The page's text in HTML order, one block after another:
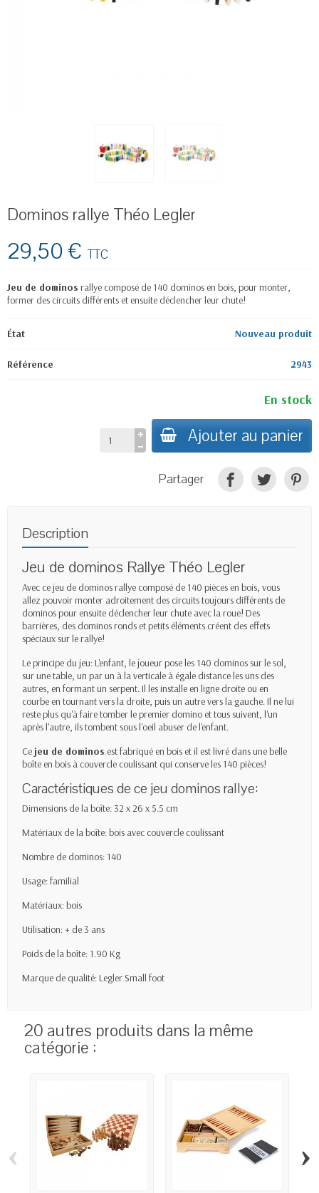
Dominos rallye Théo Legler
29,50 €TTC
Jeu de dominos rallye composé de 140 dominos en bois, pour monter,
former des circuits différents et ensuite déclencher leur chute!
État Nouveau produit
Référence 2943
En stock
Ajouter au panier
Partager
Description
Jeu de dominos Rallye Théo Legler
Avec ce jeu de dominos rallye composé de 140 pièces en bois, vous
allez pouvoir monter adroitement des circuits toujours différents de
dominos pour ensuite déclencher leur chute avec la roue! Des
barrières, des dominos ronds et petits éléments créent des effets
spéciaux sur le rallye!
Le principe du jeu: L'enfant, le joueur pose les 140 dominos sur le sol,
sur une table, un par un à la verticale à égale distance les uns des
autres, en formant un serpent. Il les installe en ligne droite ou en
courbe en tournant vers la droite, puis un autre vers la gauche. Il ne lui
reste plus qu'à faire tomber le premier domino et tous suivent, l'un
après l'autre, ils tombent sous l'oeil abuser de l'enfant.
Ce jeu de dominos est fabriqué en bois et il est livré dans une belle
boîte en bois à couvercle coulissant qui conserve les 140 pièces!
Caractéristiques de ce jeu dominos rallye:
Dimensions de la boîte: 32 x 26 x 5.5 cm
Matériaux de la boîte: bois avec couvercle coulissant
Nombre de dominos: 140
Usage: familial
Matériaux: bois
Utilisation: + de 3 ans
Poids de la boîte: 1.90 Kg
Marque de qualité: Legler Small foot
20 autres produits dans la même
catégorie :
‹ ›